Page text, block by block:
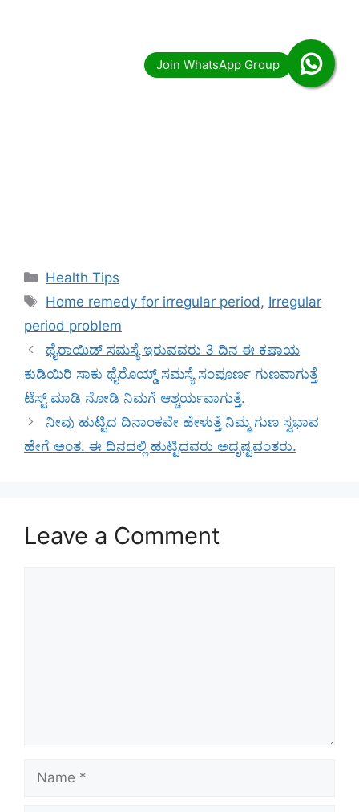
Categories
Health Tips
Tags
Home remedy for irregular period, Irregular
period problem
ಥೈರಾಯಿಡ್ ಸಮಸ್ಯೆ ಇರುವವರು 3 ದಿನ ಈ ಕಷಾಯ
ಕುಡಿಯಿರಿ ಸಾಕು ಥೈರೊಯ್ಡ್ ಸಮಸ್ಯೆ ಸಂಪೂರ್ಣ ಗುಣವಾಗುತ್ತೆ
ಟೆಸ್ಟ್ ಮಾಡಿ ನೋಡಿ ನಿಮಗೆ ಆಶ್ಚರ್ಯವಾಗುತ್ತೆ.
ನೀವು ಹುಟ್ಟಿದ ದಿನಾಂಕವೇ ಹೇಳುತ್ತೆ ನಿಮ್ಮ ಗುಣ ಸ್ವಭಾವ
ಹೇಗೆ ಅಂತ‌. ಈ ದಿನದಲ್ಲಿ ಹುಟ್ಟಿದವರು ಅದೃಷ್ಟವಂತರು.
Leave a Comment
Name